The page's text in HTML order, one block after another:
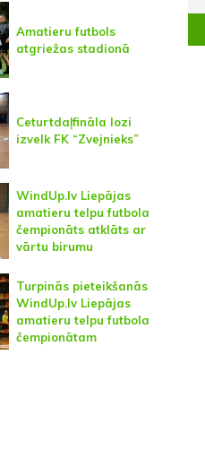
Amatieru futbols
atgriežas stadionā
Ceturtdaļfināla lozi
izvelk FK “Zvejnieks”
WindUp.lv Liepājas
amatieru telpu futbola
čempionāts atklāts ar
vārtu birumu
Turpinās pieteikšanās
WindUp.lv Liepājas
amatieru telpu futbola
čempionātam